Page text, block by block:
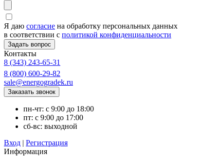
Я даю согласие на обработку персональных данных
в соответствии с политикой конфиденциальности
Контакты
8 (343) 243-65-31
8 (800) 600-29-82
sale@energogradek.ru
пн-чт: с 9:00 до 18:00
пт: с 9:00 до 17:00
сб-вс: выходной
Вход | Регистрация
Информация